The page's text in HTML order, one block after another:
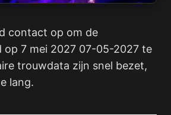
contact op om de
op 7 mei 2027 07-05-2027 te
trouwdata zijn snel bezet,
lang.